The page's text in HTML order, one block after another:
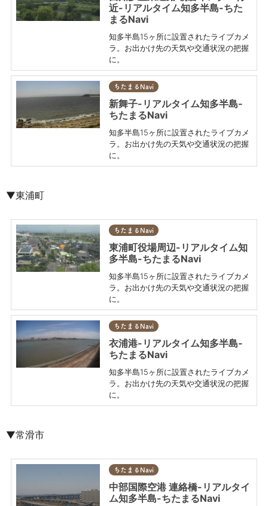
近-リアルタイム知多半島-ちた
まるNavi
知多半島15ヶ所に設置されたライブカメ
ラ。お出かけ先の天気や交通状況の把握
に。
ちたまるNavi
新舞子-リアルタイム知多半島-
ちたまるNavi
知多半島15ヶ所に設置されたライブカメ
ラ。お出かけ先の天気や交通状況の把握
に。
▼東浦町
ちたまるNavi
東浦町役場周辺-リアルタイム知
多半島-ちたまるNavi
知多半島15ヶ所に設置されたライブカメ
ラ。お出かけ先の天気や交通状況の把握
に。
ちたまるNavi
衣浦港-リアルタイム知多半島-
ちたまるNavi
知多半島15ヶ所に設置されたライブカメ
ラ。お出かけ先の天気や交通状況の把握
に。
▼常滑市
ちたまるNavi
中部国際空港 連絡橋-リアルタイ
ム知多半島-ちたまるNavi